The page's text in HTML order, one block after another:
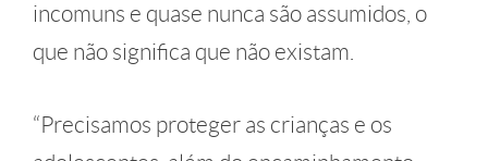
incomuns e quase nunca são assumidos, o
que não significa que não existam.
“Precisamos proteger as crianças e os